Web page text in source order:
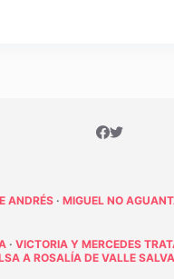
ANDRÉS ·MIGUEL NO
·VICTORIA Y MERCEDES
A ROSALÍA DE VALLE